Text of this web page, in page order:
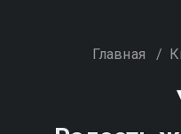
Главная /